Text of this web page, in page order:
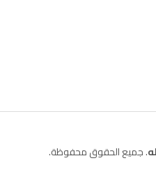
. جميع الحقوق محفوظة.